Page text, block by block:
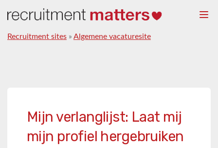
Recruitment sites » Algemene vacaturesite
Mijn verlanglijst: Laat mij
mijn profiel hergebruiken